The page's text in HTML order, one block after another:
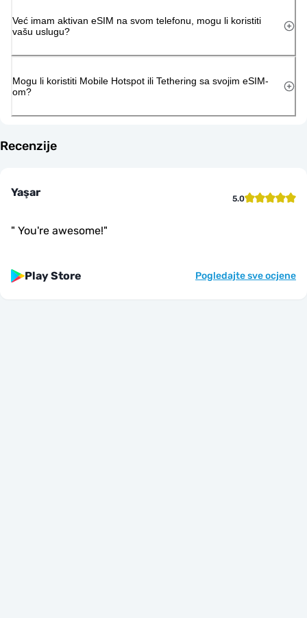
Već imam aktivan eSIM na svom telefonu, mogu li koristiti
vašu uslugu?
Mogu li koristiti Mobile Hotspot ili Tethering sa svojim eSIM-
om?
Recenzije
Yaşar 5.0
" You're awesome!"
Play Store Pogledajte sve ocjene